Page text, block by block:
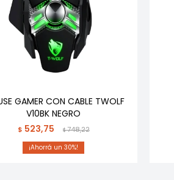
GAMER CON CABLE TWOLF
V10BK NEGRO
$ 523,75 $748,22
30